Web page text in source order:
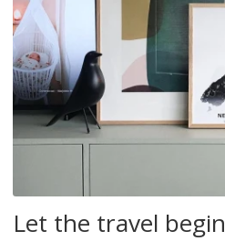
Let the travel begin